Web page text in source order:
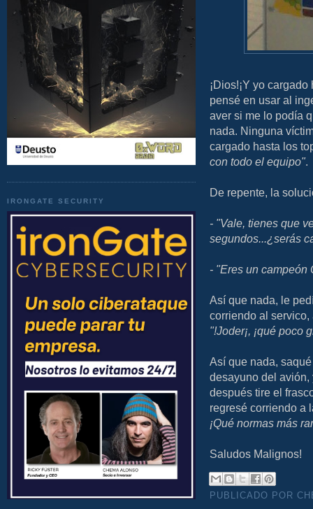
IRONGATE SECURITY
¡Dios!¡Y yo
pensé en usar al
aver si me lo podía
nada. Ninguna
cargado hasta los
con todo el equipo".
De repente, la
- "Vale, tienes que
segundos...¿serás
- "Eres un campeón
Así que nada, le
corriendo al
"!Joder¡, ¡qué poco
Así que nada,
desayuno del
después tire el
regresé corriendo a
¡Qué normas más
Saludos Malignos!
PUBLICADO POR